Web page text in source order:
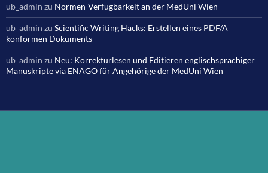
ub_admin zu Normen-Verfügbarkeit an der MedUni Wien
ub_admin zu Scientific Writing Hacks: Erstellen eines PDF/A
konformen Dokuments
ub_admin zu Neu: Korrekturlesen und Editieren englischsprachiger
Manuskripte via ENAGO für Angehörige der MedUni Wien